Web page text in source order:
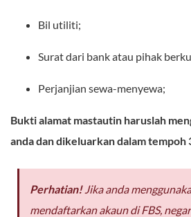
Bil utiliti;
Surat dari bank atau pihak
Perjanjian sewa-menyewa;
Bukti alamat mastautin haruslah
anda dan dikeluarkan dalam tempoh
Perhatian!Jika anda
mendaftarkan akaun di FBS,